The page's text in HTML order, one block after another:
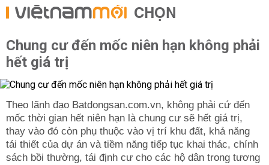
CHỌN
Chung cư đến mốc niên hạn không phải
hết giá trị
Theo lãnh đạo Batdongsan.com.vn, không phải cứ đến
mốc thời gian hết niên hạn là chung cư sẽ hết giá trị,
thay vào đó còn phụ thuộc vào vị trí khu đất, khả năng
tái thiết của dự án và tiềm năng tiếp tục khai thác, chính
sách bồi thường, tái định cư cho các hộ dân trong tương